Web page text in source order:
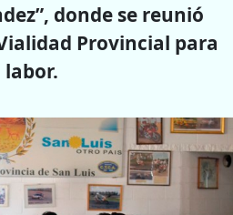
donde se reunió
Provincial para